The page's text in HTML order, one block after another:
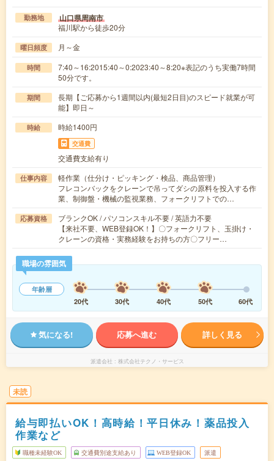
勤務地 山口県周南市
福川駅から徒歩20分
曜日頻度 月～金
時間
7:40～16:2015:40～0:2023:40～8:20※表記のうち実働7時間
50分です。
期間
長期【ご応募から1週間以内(最短2日目)のスピード就業が可
能】即日～
時給 時給1400円
交通費
交通費支給有り
仕事内容
軽作業（仕分け・ピッキング・検品、商品管理）
フレコンバックをクレーンで吊ってダシの原料を投入する作
業、制御盤・機械の監視業務、フォークリフトでの…
応募資格
ブランクOK / パソコンスキル不要 / 英語力不要
【来社不要、WEB登録OK！】〇フォークリフト、玉掛け・
クレーンの資格・実務経験をお持ちの方〇フリー…
職場の雰囲気
年齢層
20代
30代 40代 50代 60代
気になる! 応募へ進む 詳しく見る
派遣会社 株式会社テクノ・サービス
未読
給与即払いOK！高時給！平日休み！薬品投入
作業など
職種未経験OK 交通費別途支給あり WEB登録OK 派遣